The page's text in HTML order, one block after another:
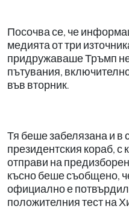
Посочва се, че
медията от три
придружаваше Тръмп
пътувания,
във вторник.
Тя беше забелязана и в
президентския кораб,
отправи на
късно беше съобщено,
официално е
положителния тест на